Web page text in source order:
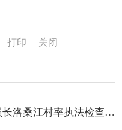
打印 关闭
全国人大常委会副委员长洛桑江村率执法检查组在西藏开展青藏高原生态保护法实施情况执法检查